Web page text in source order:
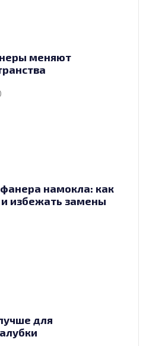
меняют
намокла: как
избежать замены
для